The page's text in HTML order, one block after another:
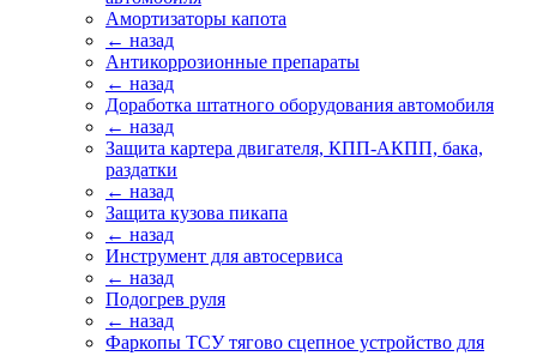
Амортизаторы капота
← назад
Антикоррозионные препараты
← назад
Доработка штатного оборудования автомобиля
← назад
Защита картера двигателя, КПП-АКПП, бака,
раздатки
← назад
Защита кузова пикапа
← назад
Инструмент для автосервиса
← назад
Подогрев руля
← назад
Фаркопы ТСУ тягово сцепное устройство для